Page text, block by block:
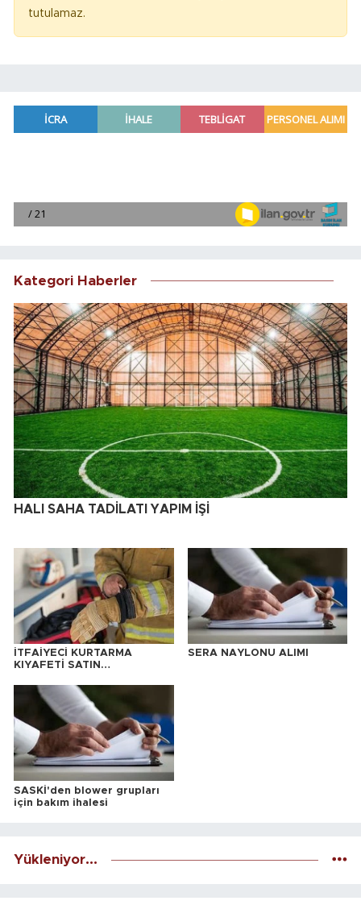
tutulamaz.
Kategori Haberler
HALI SAHA TADİLATI YAPIM İŞİ
İTFAİYECİ KURTARMA
KIYAFETİ SATIN
SERA NAYLONU ALIMI
SASKİ'den blower grupları
için bakım ihalesi
Yükleniyor...